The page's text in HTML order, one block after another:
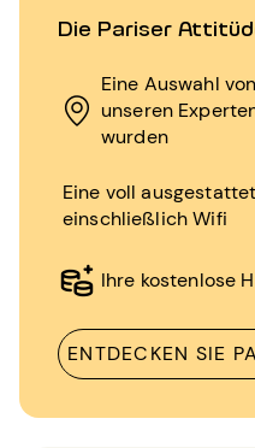
Die Pariser
Eine Auswahl
unseren
wurden
Eine voll
einschließlich Wifi
Ihre kostenlose
ENTDECKEN SIE